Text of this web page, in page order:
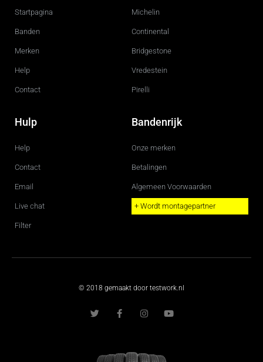
o
g
r
Startpagina
Banden
Merken
Help
Contact
Michelin
Continental
Bridgestone
Vredestein
Pirelli
Hulp
Help
Contact
Email
Live chat
Filter
Bandenrijk
Onze merken
Betalingen
Algemeen Voorwaarden
+ Wordt montagepartner
© 2018 gemaakt door testwork.nl
w
i
a
c
o
n
s
r
o
u